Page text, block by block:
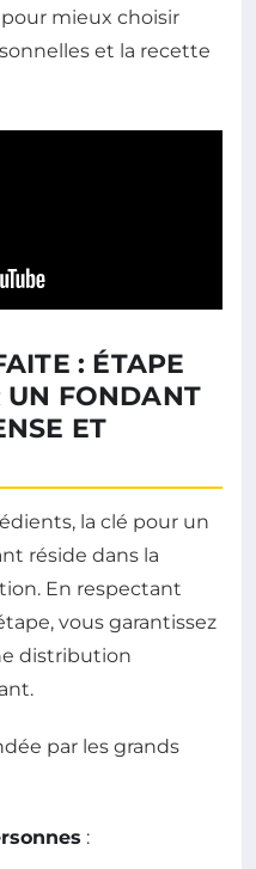
mieux choisir
et la recette
: ÉTAPE
UN FONDANT
ET
la clé pour un
réside dans la
En respectant
vous garantissez
distribution
par les grands
: